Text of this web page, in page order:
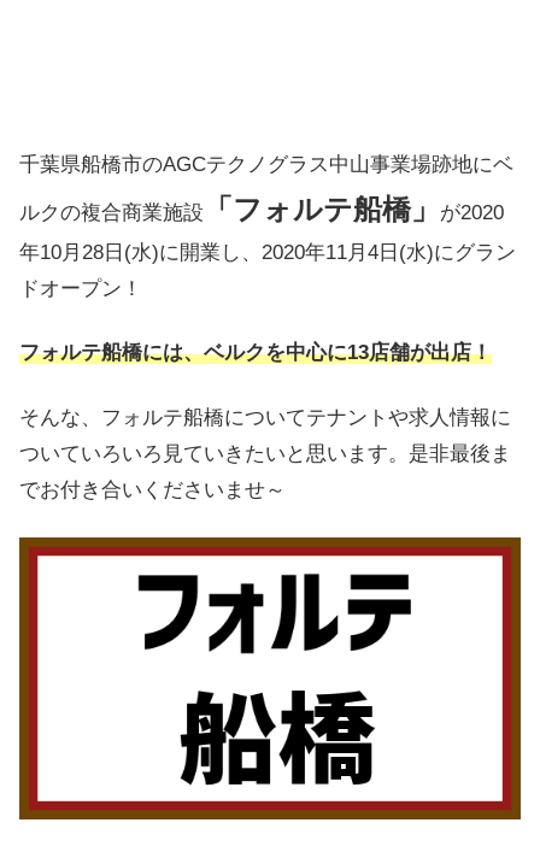
千葉県船橋市のAGCテクノグラス中山事業場跡地にベ
ルクの複合商業施設 「フォルテ船橋」
が2020
年10月28日(水)に開業し、2020年11月4日(水)にグラン
ドオープン！
フォルテ船橋には、ベルクを中心に13店舗が出店！
そんな、フォルテ船橋についてテナントや求人情報に
ついていろいろ見ていきたいと思います。是非最後ま
でお付き合いくださいませ～